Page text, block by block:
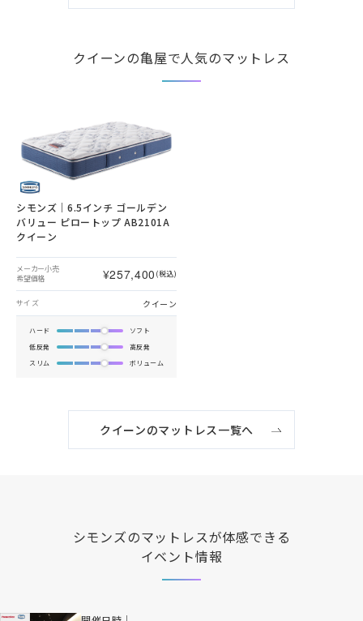
クイーンの亀屋で人気のマットレス
シモンズ｜6.5インチ ゴールデン
バリュー ピロートップ AB2101A
クイーン
メーカー小売
希望価格
¥257,400 (税込)
サイズ クイーン
ハード
ソフト
低反発
高反発
スリム
ボリューム
クイーンのマットレス一覧へ
シモンズのマットレスが体感できる
イベント情報